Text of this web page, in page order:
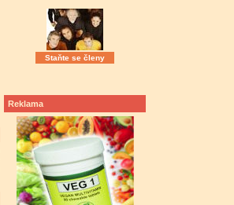
Staňte se členy
Reklama